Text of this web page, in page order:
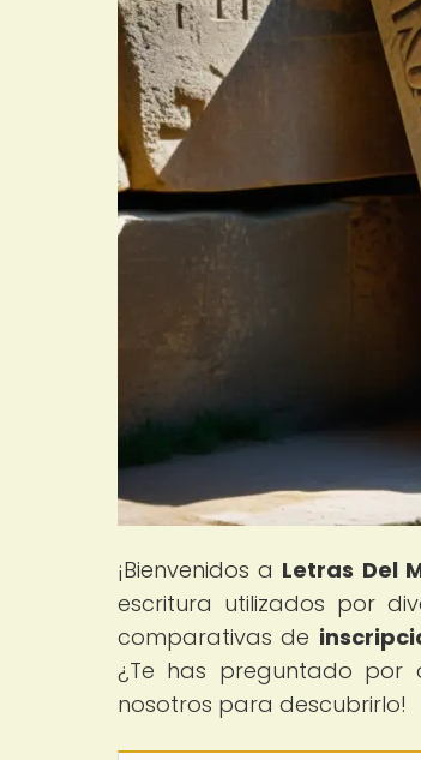
¡Bienvenidos a Letras Del
escritura utilizados por
comparativas de
¿Te has preguntado por
nosotros para descubrirlo!